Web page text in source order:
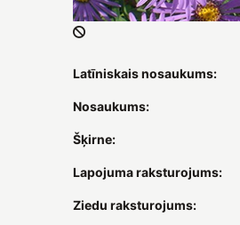
Latīniskais nosaukums:
Nosaukums:
Šķirne:
Lapojuma raksturojums:
Ziedu raksturojums: